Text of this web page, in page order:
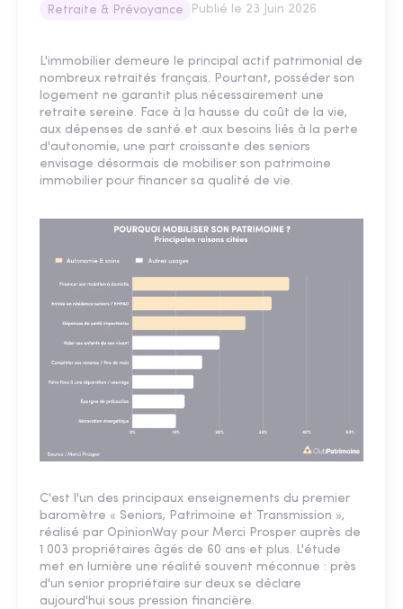
Retraite & Prévoyance Publié le 23 Juin 2026
L'immobilier demeure le principal actif patrimonial de
nombreux retraités français. Pourtant, posséder son
logement ne garantit plus nécessairement une
retraite sereine. Face à la hausse du coût de la vie,
aux dépenses de santé et aux besoins liés à la perte
d'autonomie, une part croissante des seniors
envisage désormais de mobiliser son patrimoine
immobilier pour financer sa qualité de vie.
C'est l'un des principaux enseignements du premier
baromètre « Seniors, Patrimoine et Transmission »,
réalisé par OpinionWay pour Merci Prosper auprès de
1 003 propriétaires âgés de 60 ans et plus. L'étude
met en lumière une réalité souvent méconnue : près
d'un senior propriétaire sur deux se déclare
aujourd'hui sous pression financière.